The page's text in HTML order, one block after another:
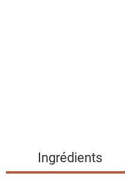
Ingrédients